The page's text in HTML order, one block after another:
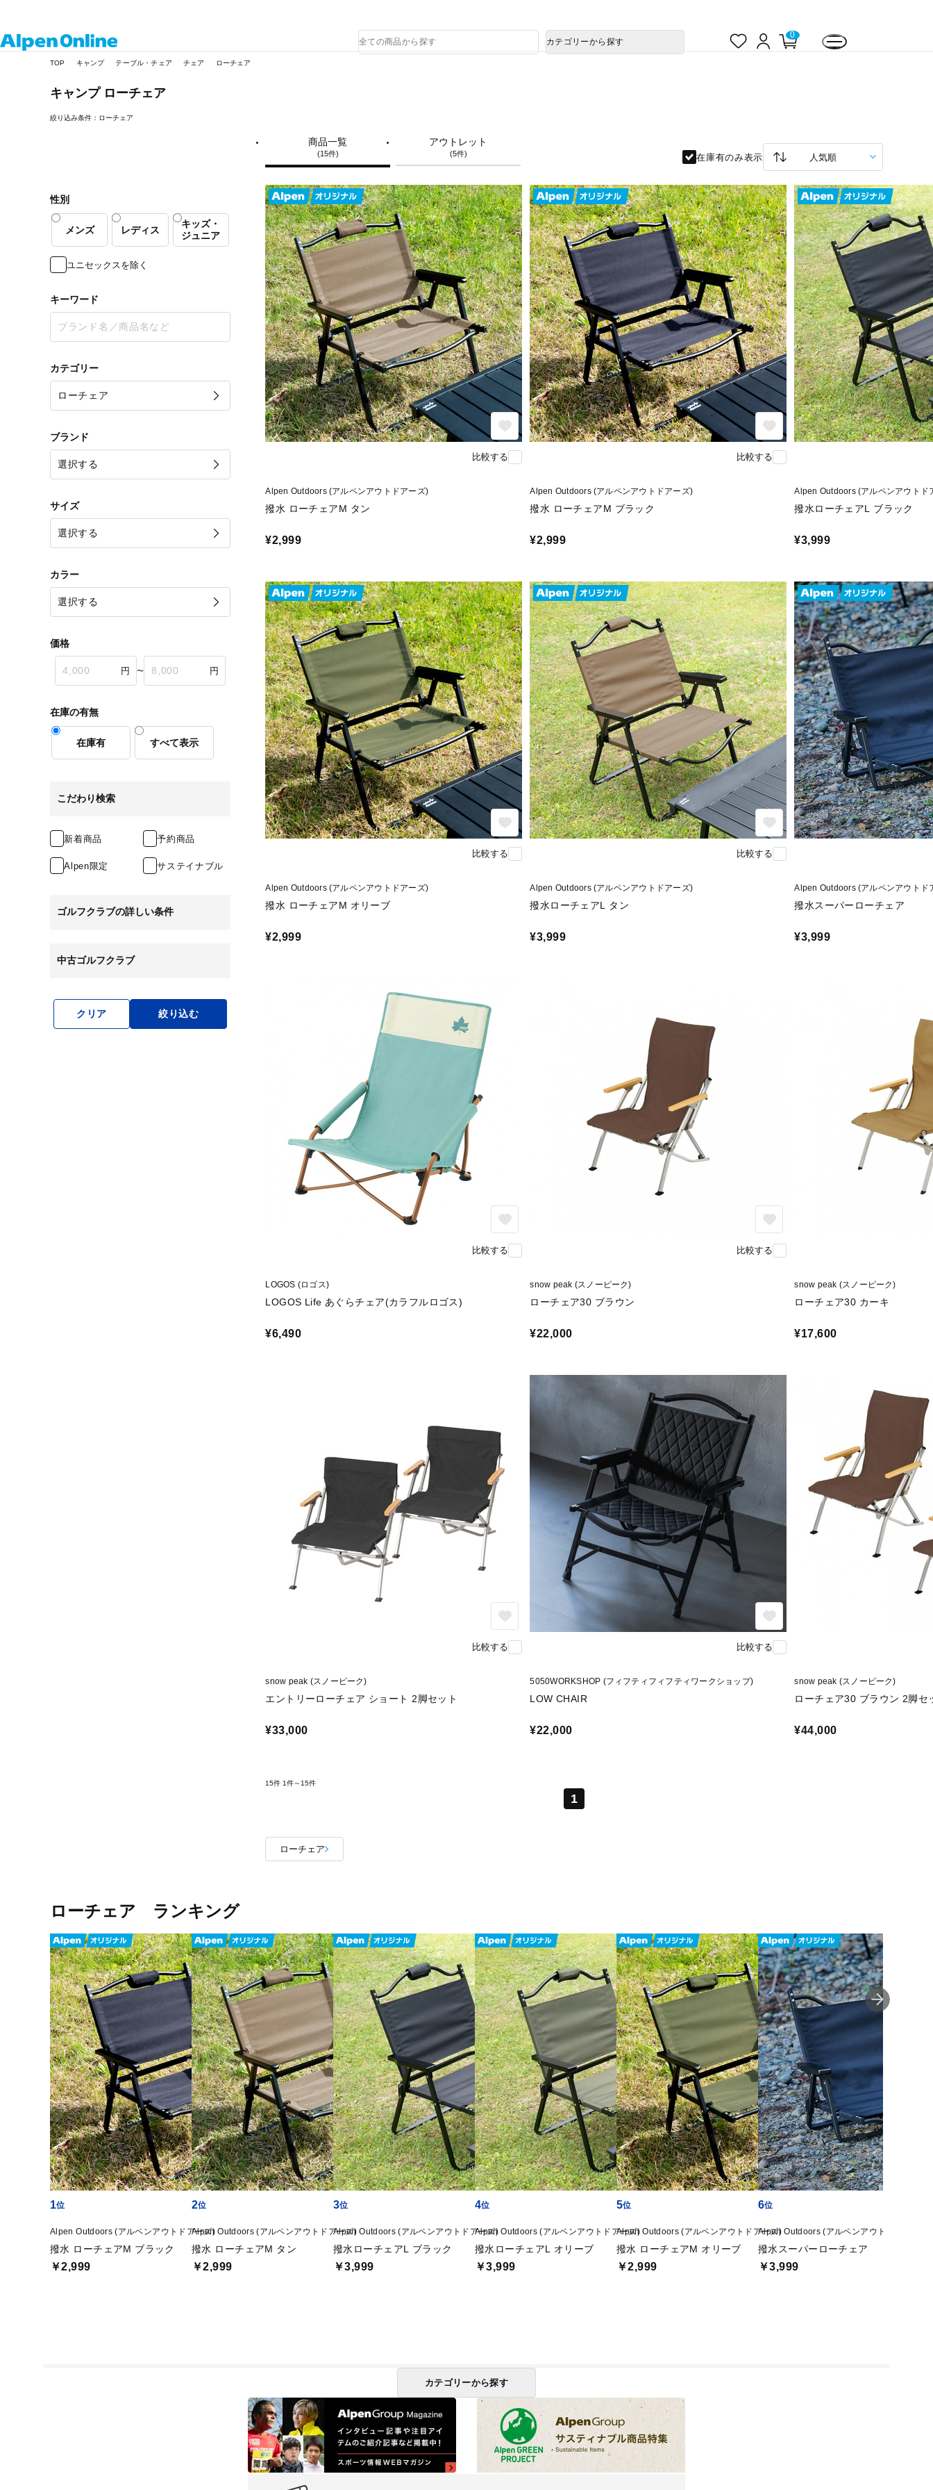
ロ
0
品
検
カテゴリーから探す
TOP キャンプ テーブル・チェア チェア ローチェア
キャンプ ローチェア
絞り込み条件：ローチェア
性別
メンズ レディス
キッズ・
ジュニア
ユニセックスを除く
キーワード
カテゴリー
ブランド
サイズ
カラー
価格
〜
在庫の有無
在庫有 すべて表示
こだわり検索
新着商品 予約商品
Alpen限定 サステイナブル
ゴルフクラブの詳しい条件
中古ゴルフクラブ
クリア 絞り込む
商品一覧
(15件)
アウトレット
(5件) 在庫有のみ表示
比較する
Alpen Outdoors (アルペンアウトドアーズ)
撥水 ローチェアM タン
¥2,999
比較する
Alpen Outdoors (アルペンアウトドアーズ)
撥水 ローチェアM ブラック
¥2,999
Alpen Outdoors (アルペンアウトド
撥水ローチェアL ブラック
¥3,999
比較する
Alpen Outdoors (アルペンアウトドアーズ)
撥水 ローチェアM オリーブ
¥2,999
比較する
Alpen Outdoors (アルペンアウトドアーズ)
撥水ローチェアL タン
¥3,999
Alpen Outdoors (アルペンアウトド
撥水スーパーローチェア
¥3,999
比較する
LOGOS (ロゴス)
LOGOS Life あぐらチェア(カラフルロゴス)
¥6,490
比較する
snow peak (スノーピーク)
ローチェア30 ブラウン
¥22,000
snow peak (スノーピーク)
ローチェア30 カーキ
¥17,600
比較する
snow peak (スノーピーク)
エントリーローチェア ショート 2脚セット
¥33,000
比較する
5050WORKSHOP (フィフティフィフティワークショップ)
LOW CHAIR
¥22,000
snow peak (スノーピーク)
ローチェア30 ブラウン 2脚セ
¥44,000
15件 1件～15件
1
ローチェア
ローチェア ランキング
1
Alpen Outdoors (アルペンアウトドアーズ)
撥水 ローチェアM ブラック
￥2,999
2
Alpen Outdoors (アルペンアウトドアーズ)
撥水 ローチェアM タン
￥2,999
3
Alpen Outdoors (アルペンアウトドアーズ)
撥水ローチェアL ブラック
￥3,999
4
Alpen Outdoors (アルペンアウトドアーズ)
撥水ローチェアL オリーブ
￥3,999
5
Alpen Outdoors (アルペンアウトドアーズ)
撥水 ローチェアM オリーブ
￥2,999
6
Alpen Outdoors (アルペンアウトドアーズ)
撥水スーパーローチェア
￥3,999
カテゴリーから探す